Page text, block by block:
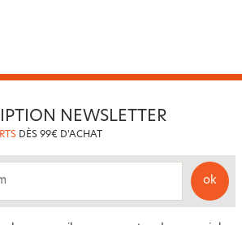
NEWSLETTER
DÈS 99€ D'ACHAT
ok